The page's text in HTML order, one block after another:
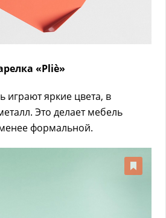
«Pliè»
яркие цвета, в
Это делает мебель
формальной.